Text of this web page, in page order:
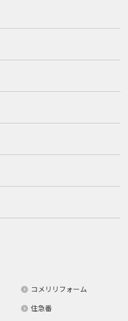
コメリリフォーム
住急番